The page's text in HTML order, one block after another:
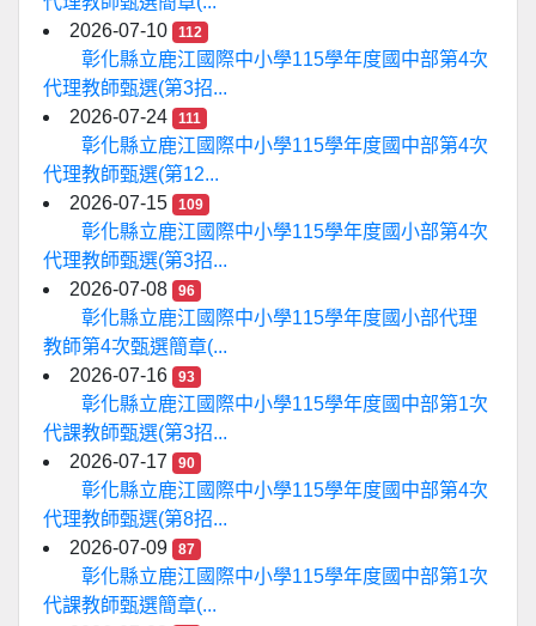
2026-07-10
112
彰化縣立鹿江國際中小學115學年度國中部第4次
代理教師甄選(第3招...
2026-07-24
111
彰化縣立鹿江國際中小學115學年度國中部第4次
代理教師甄選(第12...
2026-07-15
109
彰化縣立鹿江國際中小學115學年度國小部第4次
代理教師甄選(第3招...
2026-07-08
96
彰化縣立鹿江國際中小學115學年度國小部代理
教師第4次甄選簡章(...
2026-07-16
93
彰化縣立鹿江國際中小學115學年度國中部第1次
代課教師甄選(第3招...
2026-07-17
90
彰化縣立鹿江國際中小學115學年度國中部第4次
代理教師甄選(第8招...
2026-07-09
87
彰化縣立鹿江國際中小學115學年度國中部第1次
代課教師甄選簡章(...